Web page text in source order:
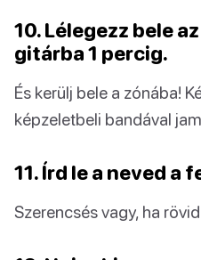
10. Lélegezz bele
gitárba 1 percig.
És kerülj bele a zónába!
képzeletbeli bandával
11. Írd le a neved a
Szerencsés vagy, ha